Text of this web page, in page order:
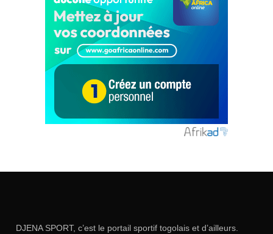
DJENA SPORT, c’est le portail sportif togolais et d’ailleurs.